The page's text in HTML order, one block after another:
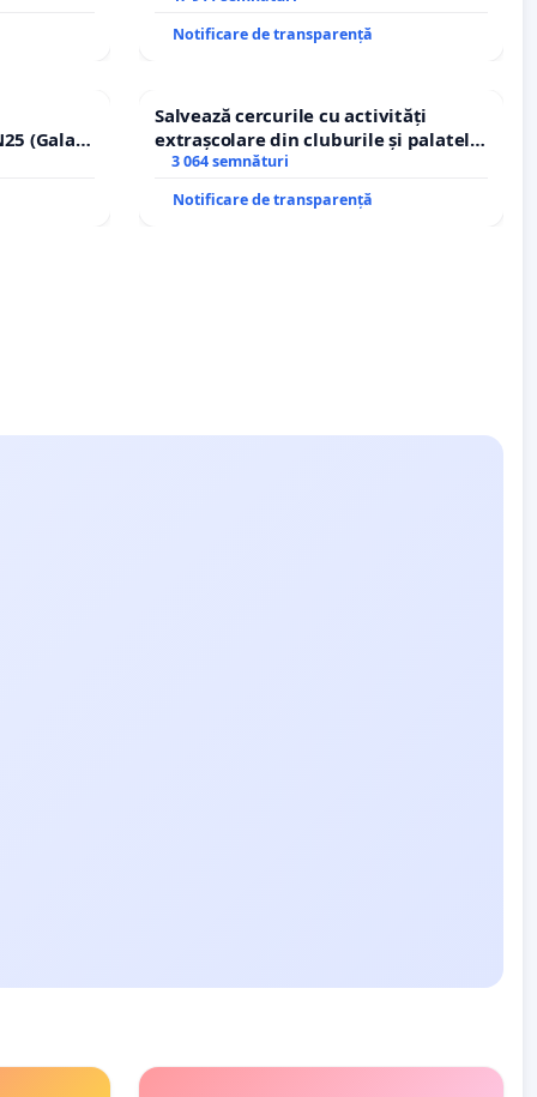
Notificare de transparență
(Galați
Salvează cercurile cu activități
extrașcolare din cluburile și palatele
copiilor
3 064 semnături
Notificare de transparență